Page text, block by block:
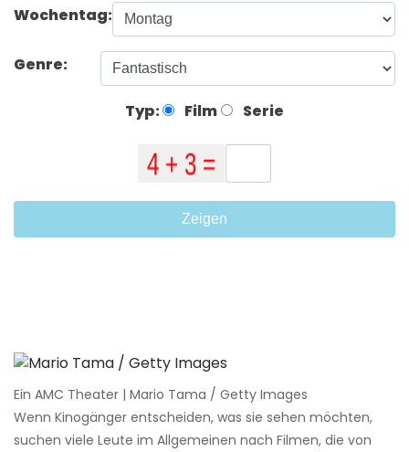
Wochentag:
Genre:
Typ: Film Serie
Zeigen
Ein AMC Theater | Mario Tama / Getty Images
Wenn Kinogänger entscheiden, was sie sehen möchten,
suchen viele Leute im Allgemeinen nach Filmen, die von